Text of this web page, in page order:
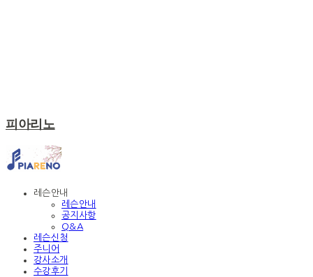
피아리노
레슨안내
레슨안내
공지사항
Q&A
레슨신청
주니어
강사소개
수강후기